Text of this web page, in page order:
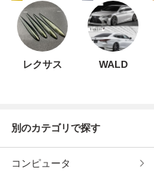
レクサス WALD
別のカテゴリで探す
コンピュータ